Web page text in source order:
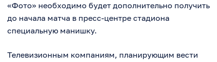
«Фото» необходимо будет дополнительно получить
до начала матча в пресс-центре стадиона
специальную манишку.
Телевизионным компаниям, планирующим вести